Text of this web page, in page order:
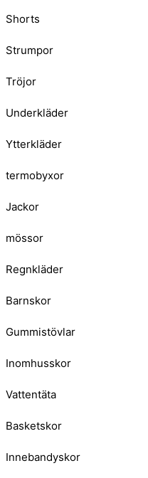
Shorts
Strumpor
Tröjor
Underkläder
Ytterkläder
termobyxor
Jackor
mössor
Regnkläder
Barnskor
Gummistövlar
Inomhusskor
Vattentäta
Basketskor
Innebandyskor